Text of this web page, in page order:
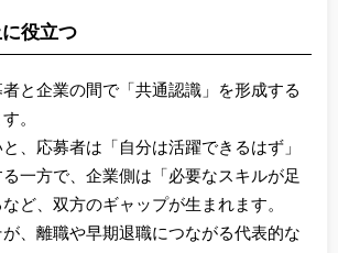
役立つ
と企業の間で「共通認識」を形成する
。
、応募者は「自分は活躍できるはず」
一方で、企業側は「必要なスキルが足
ど、双方のギャップが生まれます。
、離職や早期退職につながる代表的な